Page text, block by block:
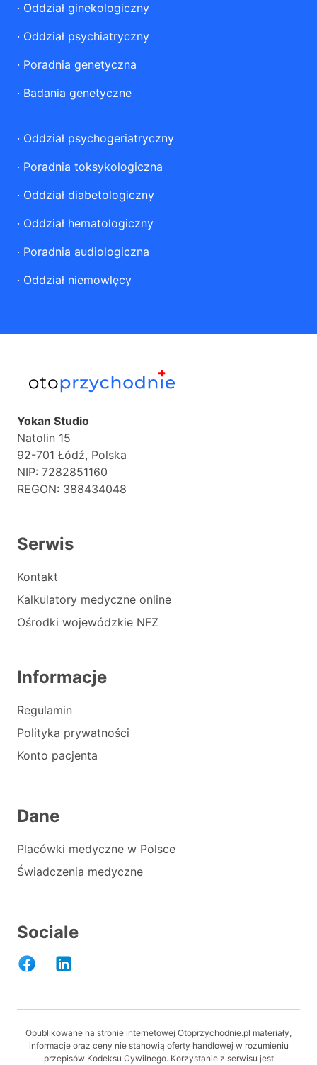
· Oddział ginekologiczny
· Oddział psychiatryczny
· Poradnia genetyczna
· Badania genetyczne
· Oddział psychogeriatryczny
· Poradnia toksykologiczna
· Oddział diabetologiczny
· Oddział hematologiczny
· Poradnia audiologiczna
· Oddział niemowlęcy
Yokan Studio
Natolin 15
92-701 Łódź, Polska
NIP: 7282851160
REGON: 388434048
Serwis
Kontakt
Kalkulatory medyczne online
Ośrodki wojewódzkie NFZ
Informacje
Regulamin
Polityka prywatności
Konto pacjenta
Dane
Placówki medyczne w Polsce
Świadczenia medyczne
Sociale
Opublikowane na stronie internetowej Otoprzychodnie.pl materiały,
informacje oraz ceny nie stanowią oferty handlowej w rozumieniu
przepisów Kodeksu Cywilnego. Korzystanie z serwisu jest